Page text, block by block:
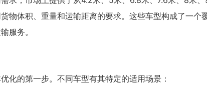
物体积、重量和运输距离的要求。这些车型构成了一个
服务。
化的第一步。不同车型有其特定的适用场景：